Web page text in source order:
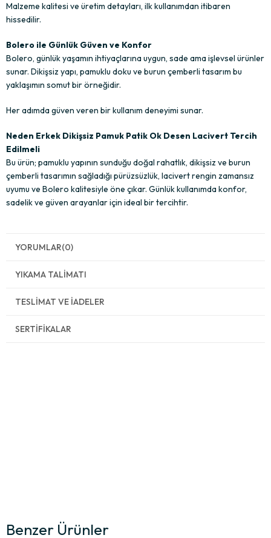
Malzeme kalitesi ve üretim detayları, ilk kullanımdan itibaren
hissedilir.
Bolero ile Günlük Güven ve Konfor
Bolero, günlük yaşamın ihtiyaçlarına uygun, sade ama işlevsel ürünler
sunar. Dikişsiz yapı, pamuklu doku ve burun çemberli tasarım bu
yaklaşımın somut bir örneğidir.
Her adımda güven veren bir kullanım deneyimi sunar.
Neden Erkek Dikişsiz Pamuk Patik Ok Desen Lacivert Tercih
Edilmeli
Bu ürün; pamuklu yapının sunduğu doğal rahatlık, dikişsiz ve burun
çemberli tasarımın sağladığı pürüzsüzlük, lacivert rengin zamansız
uyumu ve Bolero kalitesiyle öne çıkar. Günlük kullanımda konfor,
sadelik ve güven arayanlar için ideal bir tercihtir.
YORUMLAR(0)
YIKAMA TALIMATI
TESLIMAT VE İADELER
SERTIFIKALAR
Benzer Ürünler